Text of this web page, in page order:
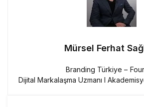
Mürsel Ferhat
Branding Türkiye –
Dijital Markalaşma Uzmanı I